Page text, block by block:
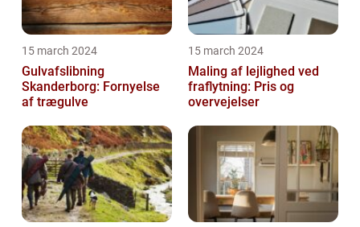
15 march 2024
Gulvafslibning
Skanderborg: Fornyelse
af trægulve
15 march 2024
Maling af lejlighed ved
fraflytning: Pris og
overvejelser